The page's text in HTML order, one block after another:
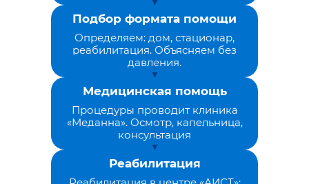
Подбор формата помощи
Определяем: дом, стационар,
реабилитация. Объясняем без
давления.
Медицинская помощь
Процедуры проводит клиника
«Меданна». Осмотр, капельница,
консультация
Реабилитация